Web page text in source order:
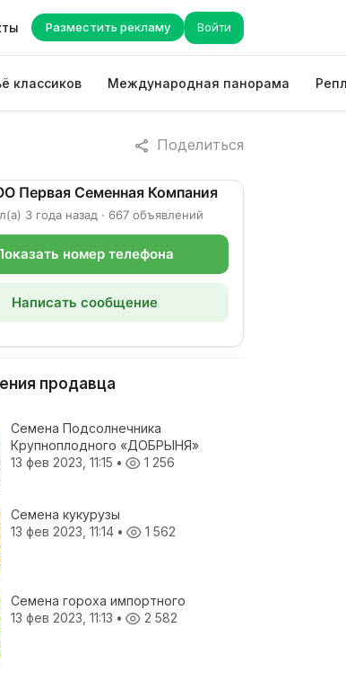
Разместить рекламу Войти
классиков Международная панорама
Поделиться
Первая Семенная Компания
3 года назад · 667 объявлений
номер телефона
Написать сообщение
продавца
Семена Подсолнечника
Крупноплодного «ДОБРЫНЯ»
13 фев 2023, 11:15 • 1 256
Семена кукурузы
13 фев 2023, 11:14 • 1 562
Семена гороха импортного
13 фев 2023, 11:13 • 2 582